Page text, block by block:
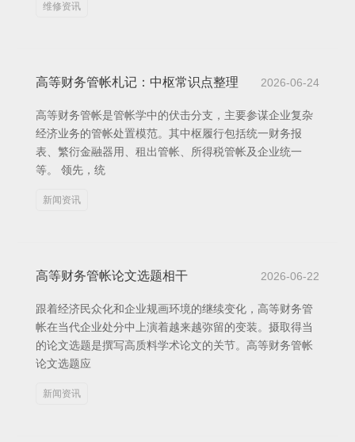
维修资讯
高等财务管帐札记：中枢常识点整理 2026-06-24
高等财务管帐是管帐学中的伏击分支，主要参谋企业复杂
经济业务的管帐处置模范。其中枢履行包括统一财务报
表、繁衍金融器用、租出管帐、所得税管帐及企业统一
等。 领先，统
新闻资讯
高等财务管帐论文选题相干 2026-06-22
跟着经济民众化和企业规画环境的继续变化，高等财务管
帐在当代企业处分中上演着越来越弥留的变装。摄取得当
的论文选题是撰写高质料学术论文的关节。高等财务管帐
论文选题应
新闻资讯